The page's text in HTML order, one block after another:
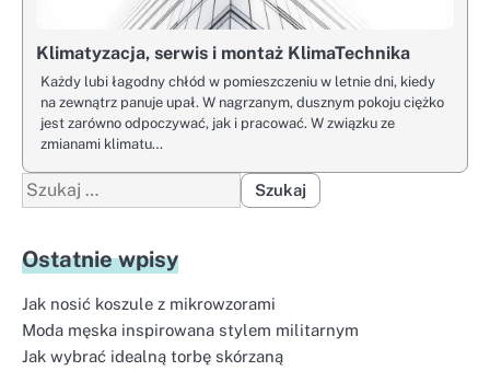
Klimatyzacja, serwis i montaż KlimaTechnika
Każdy lubi łagodny chłód w pomieszczeniu w letnie dni, kiedy
na zewnątrz panuje upał. W nagrzanym, dusznym pokoju ciężko
jest zarówno odpoczywać, jak i pracować. W związku ze
zmianami klimatu…
Szukaj:
Ostatnie wpisy
Jak nosić koszule z mikrowzorami
Moda męska inspirowana stylem militarnym
Jak wybrać idealną torbę skórzaną